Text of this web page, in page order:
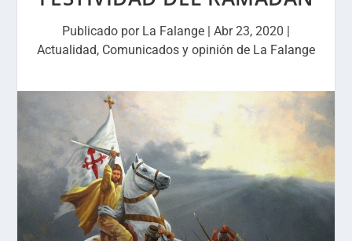
Publicado por La Falange | Abr 23, 2020 |
Actualidad, Comunicados y opinión de La Falange